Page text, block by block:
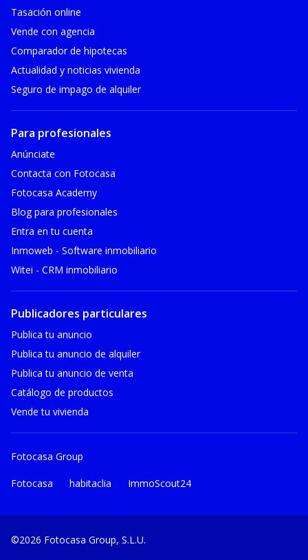
Tasación online
Vende con agencia
Comparador de hipotecas
Actualidad y noticias vivienda
Seguro de impago de alquiler
Para profesionales
Anúnciate
Contacta con Fotocasa
Fotocasa Academy
Blog para profesionales
Entra en tu cuenta
Inmoweb - Software inmobiliario
Witei - CRM inmobiliario
Publicadores particulares
Publica tu anuncio
Publica tu anuncio de alquiler
Publica tu anuncio de venta
Catálogo de productos
Vende tu vivienda
Fotocasa Group
Fotocasa habitaclia ImmoScout24
©2026 Fotocasa Group, S.L.U.